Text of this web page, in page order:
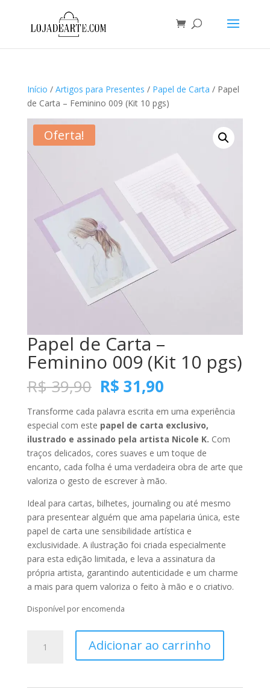
Início / Artigos para Presentes / Papel de Carta / Papel
de Carta – Feminino 009 (Kit 10 pgs)
Oferta!
Papel de Carta –
Feminino 009 (Kit 10 pgs)
R$39,90 O
preço
original
era:
R$ 39,90.
R$ 31,90O
atual
é:
R$ 31,90.
Transforme cada palavra escrita em uma experiência
especial com este papel de carta exclusivo,
ilustrado e assinado pela artista Nicole K. Com
traços delicados, cores suaves e um toque de
encanto, cada folha é uma verdadeira obra de arte que
valoriza o gesto de escrever à mão.
Ideal para cartas, bilhetes, journaling ou até mesmo
para presentear alguém que ama papelaria única, este
papel de carta une sensibilidade artística e
exclusividade. A ilustração foi criada especialmente
para esta edição limitada, e leva a assinatura da
própria artista, garantindo autenticidade e um charme
a mais para quem valoriza o feito à mão e o criativo.
Disponível por encomenda
Adicionar ao carrinho